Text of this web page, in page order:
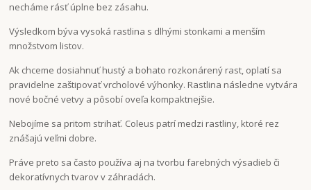
necháme rásť úplne bez zásahu.
Výsledkom býva vysoká rastlina s dlhými stonkami a menším
množstvom listov.
Ak chceme dosiahnuť hustý a bohato rozkonárený rast, oplatí sa
pravidelne zaštipovať vrcholové výhonky. Rastlina následne vytvára
nové bočné vetvy a pôsobí oveľa kompaktnejšie.
Nebojíme sa pritom strihať. Coleus patrí medzi rastliny, ktoré rez
znášajú veľmi dobre.
Práve preto sa často používa aj na tvorbu farebných výsadieb či
dekoratívnych tvarov v záhradách.